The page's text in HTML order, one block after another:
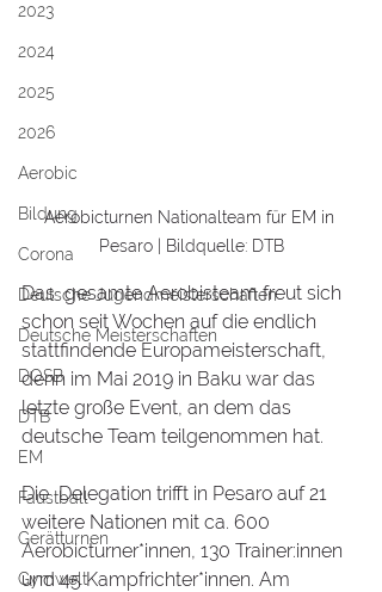
2023
2024
2025
2026
Aerobic
Bildung
Corona
Deutsche Jugendmeisterschaften
Deutsche Meisterschaften
DOSB
DTB
EM
Faustball
Gerätturnen
Gymwelt
Aerobicturnen Nationalteam für EM in
Pesaro | Bildquelle: DTB
Das  gesamte Aerobisteam freut sich
schon seit Wochen auf die endlich
stattfindende Europameisterschaft,
denn im Mai 2019 in Baku war das
letzte große Event, an dem das
deutsche Team teilgenommen hat.
Die  Delegation trifft in Pesaro auf 21
weitere Nationen mit ca. 600
Aerobicturner*innen, 130 Trainer:innen
und 45 Kampfrichter*innen. Am